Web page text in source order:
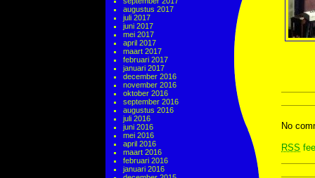
augustus 2017
juli 2017
juni 2017
mei 2017
april 2017
maart 2017
februari 2017
januari 2017
december 2016
november 2016
oktober 2016
september 2016
augustus 2016
juli 2016
juni 2016
mei 2016
april 2016
maart 2016
februari 2016
januari 2016
No
RSS